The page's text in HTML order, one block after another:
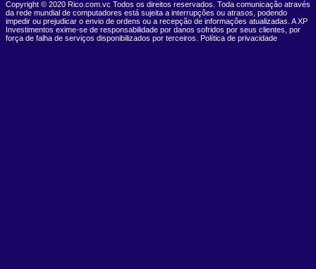
Copyright © 2020 Rico.com.vc Todos os direitos reservados. Toda comunicação através
da rede mundial de computadores está sujeita a interrupções ou atrasos, podendo
impedir ou prejudicar o envio de ordens ou a recepção de informações atualizadas. A XP
Investimentos exime-se de responsabilidade por danos sofridos por seus clientes, por
força de falha de serviços disponibilizados por terceiros. Política de privacidade